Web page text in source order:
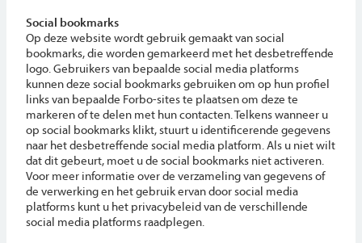
Social bookmarks
Op deze website wordt gebruik gemaakt van social
bookmarks, die worden gemarkeerd met het desbetreffende
logo. Gebruikers van bepaalde social media platforms
kunnen deze social bookmarks gebruiken om op hun profiel
links van bepaalde Forbo-sites te plaatsen om deze te
markeren of te delen met hun contacten. Telkens wanneer u
op social bookmarks klikt, stuurt u identificerende gegevens
naar het desbetreffende social media platform. Als u niet wilt
dat dit gebeurt, moet u de social bookmarks niet activeren.
Voor meer informatie over de verzameling van gegevens of
de verwerking en het gebruik ervan door social media
platforms kunt u het privacybeleid van de verschillende
social media platforms raadplegen.